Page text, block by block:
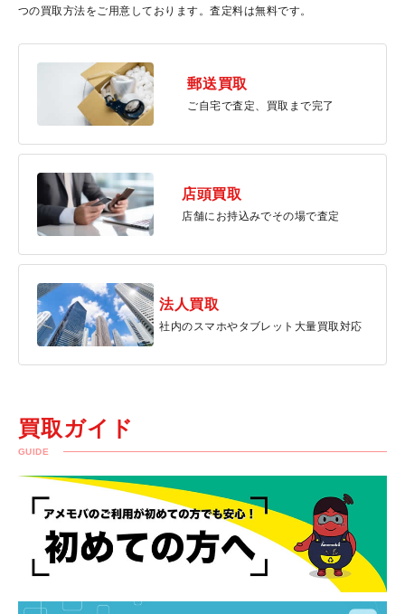
つの買取方法をご用意しております。査定料は無料です。
郵送買取
ご自宅で査定、買取まで完了
店頭買取
店舗にお持込みでその場で査定
法人買取
社内のスマホやタブレット大量買取対応
買取ガイド
GUIDE